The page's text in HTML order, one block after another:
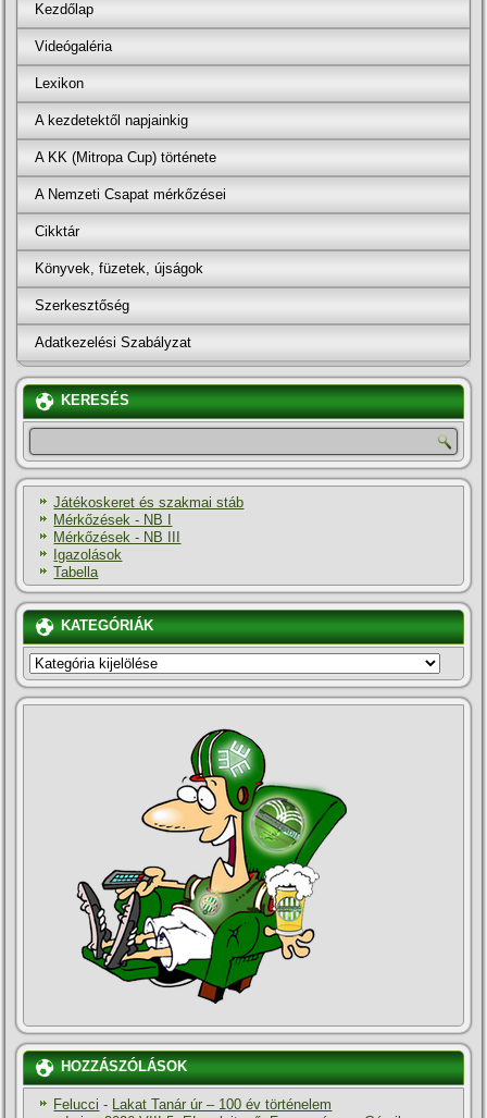
Kezdőlap
Videógaléria
Lexikon
A kezdetektől napjainkig
A KK (Mitropa Cup) története
A Nemzeti Csapat mérkőzései
Cikktár
Könyvek, füzetek, újságok
Szerkesztőség
Adatkezelési Szabályzat
KERESÉS
Játékoskeret és szakmai stáb
Mérkőzések - NB I
Mérkőzések - NB III
Igazolások
Tabella
KATEGÓRIÁK
KATEGÓRIÁK
HOZZÁSZÓLÁSOK
Felucci - Lakat Tanár úr – 100 év történelem